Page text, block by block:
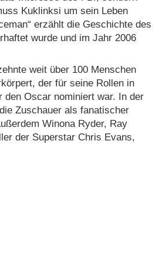
Kuklinksi um sein Leben
erzählt die Geschichte des
wurde und im Jahr 2006
weit über 100 Menschen
der für seine Rollen in
den Oscar nominiert war. In der
Zuschauer als fanatischer
Winona Ryder, Ray
der Superstar Chris Evans,